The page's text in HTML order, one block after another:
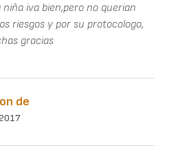
iva bien,pero no querian
riesgos y por su protocologo,
gracias
de